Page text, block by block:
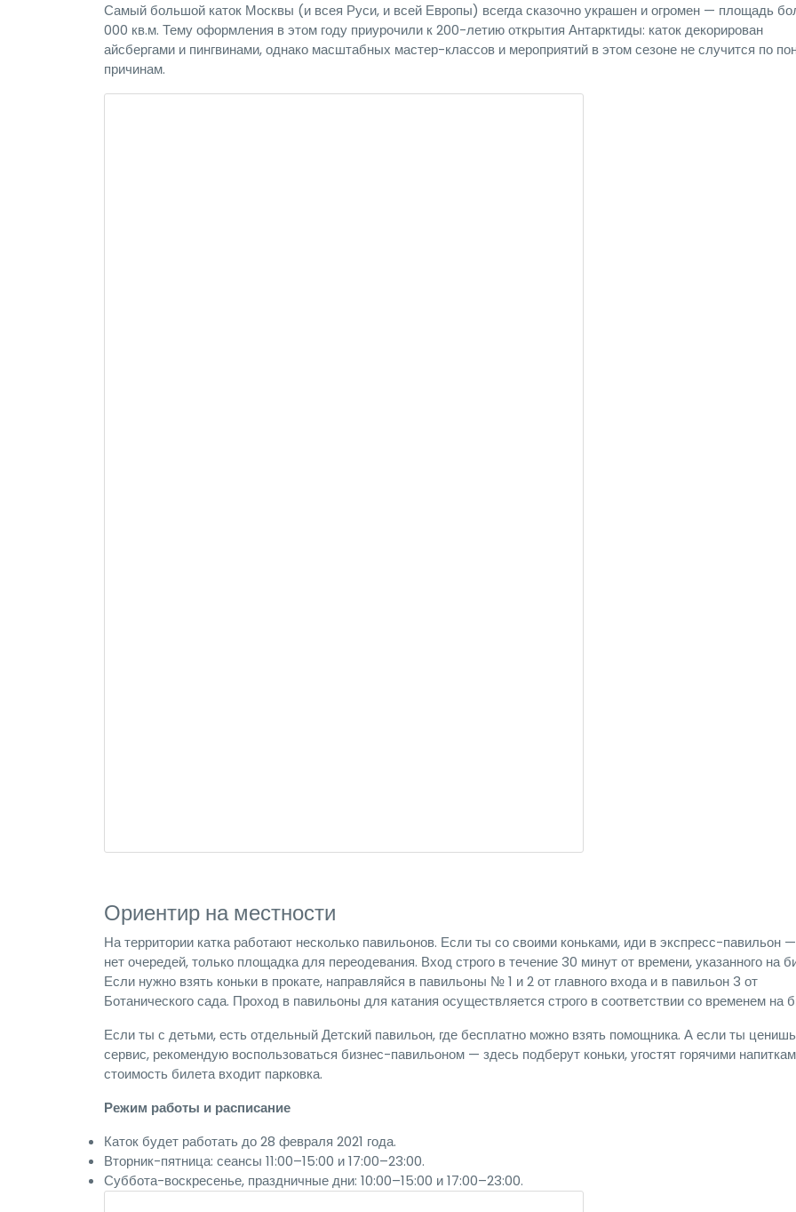
Самый большой каток Москвы (и всея Руси, и всей Европы) всегда сказочно украшен и огромен — площадь
000 кв.м. Тему оформления в этом году приурочили к 200-летию открытия Антарктиды: каток декорирован
айсбергами и пингвинами, однако масштабных мастер-классов и мероприятий в этом сезоне не случится по
причинам.
Ориентир на местности
На территории катка работают несколько павильонов. Если ты со своими коньками, иди в экспресс-павильон
нет очередей, только площадка для переодевания. Вход строго в течение 30 минут от времени, указанного на
Если нужно взять коньки в прокате, направляйся в павильоны № 1 и 2 от главного входа и в павильон 3 от
Ботанического сада. Проход в павильоны для катания осуществляется строго в соответствии со временем на
Если ты с детьми, есть отдельный Детский павильон, где бесплатно можно взять помощника. А если ты ценишь
сервис, рекомендую воспользоваться бизнес-павильоном — здесь подберут коньки, угостят горячими
стоимость билета входит парковка.
Режим работы и расписание
Каток будет работать до 28 февраля 2021 года.
Вторник-пятница: сеансы 11:00–15:00 и 17:00–23:00.
Суббота-воскресенье, праздничные дни: 10:00–15:00 и 17:00–23:00.